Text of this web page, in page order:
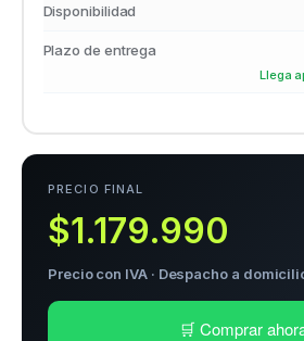
Disponibilidad
Plazo de entrega
Llega
PRECIO FINAL
$1.179.990
Precio con IVA · Despacho a
🛒 Comprar